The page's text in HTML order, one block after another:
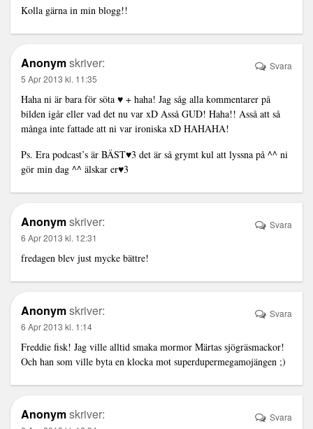
Kolla gärna in min blogg!!
Anonymskriver:
5 Apr 2013 kl. 11:35
Haha ni är bara för söta ♥ + haha! Jag såg alla kommentarer på
bilden igår eller vad det nu var xD Asså GUD! Haha!! Asså att så
många inte fattade att ni var ironiska xD HAHAHA!
Ps. Era podcast’s är BÄST♥3 det är så grymt kul att lyssna på ^^ ni
gör min dag ^^ älskar er♥3
Svara
Anonymskriver:
6 Apr 2013 kl. 12:31
fredagen blev just mycke bättre!
Svara
Anonymskriver:
6 Apr 2013 kl. 1:14
Freddie fisk! Jag ville alltid smaka mormor Märtas sjögräsmackor!
Och han som ville byta en klocka mot superdupermegamojängen ;)
Svara
Anonymskriver: Svara